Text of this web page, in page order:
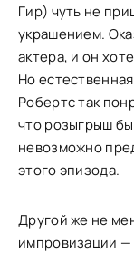
Гир) чуть не
украшением.
актера, и он
Но
Робертс так
что розыгрыш
невозможно
этого эпизода.
Другой же не
импровизации —